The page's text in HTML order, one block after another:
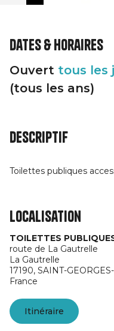
Dates & horaires
Ouvert tous les
(tous les ans)
Descriptif
Toilettes publiques
Localisation
TOILETTES
route de La Gautrelle
La Gautrelle
17190, SAINT-
France
Itinéraire